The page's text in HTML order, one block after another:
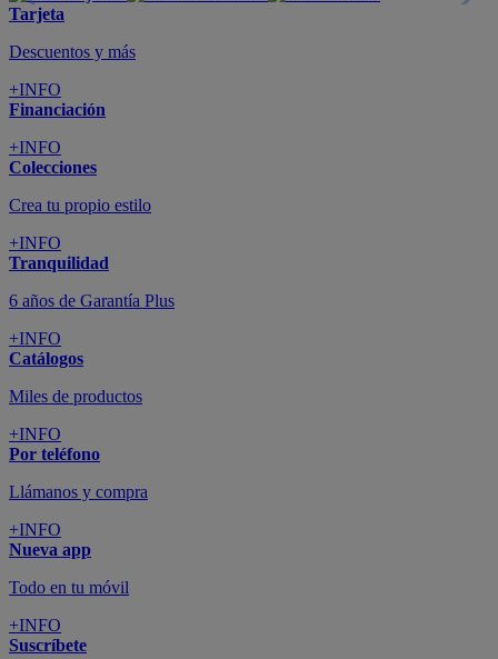
Tarjeta
Descuentos y más
+INFO
Financiación
+INFO
Colecciones
Crea tu propio estilo
+INFO
Tranquilidad
6 años de Garantía Plus
+INFO
Catálogos
Miles de productos
+INFO
Por teléfono
Llámanos y compra
+INFO
Nueva app
Todo en tu móvil
+INFO
Suscríbete